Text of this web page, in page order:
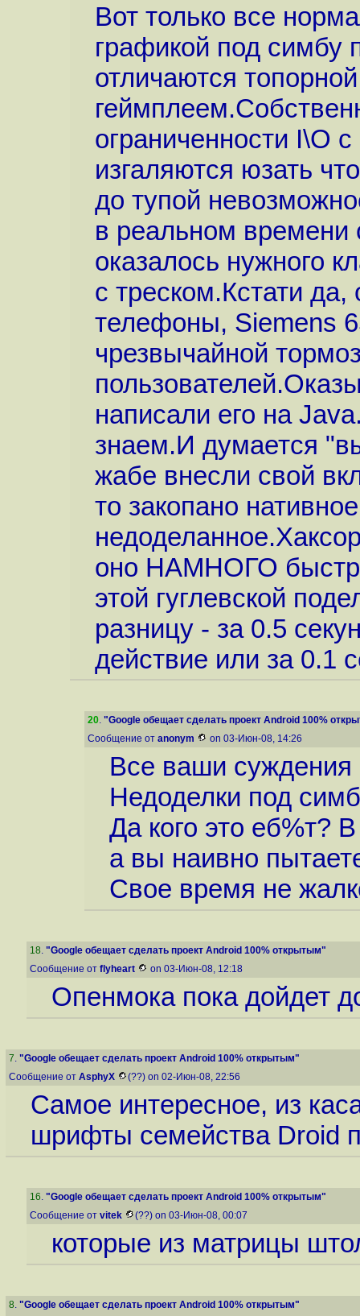
Вот только все
графикой под симбу
отличаются
ограниченности I\O
изгаляются юзать
до тупой
в реальном времени
оказалось нужного
с треском.Кстати
телефоны, Siemens
чрезвычайной
написали его на
знаем.И думается
жабе внесли свой
то закопано
оно НАМНОГО
этой гуглевской
разницу - за 0.5
действие или за 0.1
20. "Google обещает сделать проект Android 100%
Сообщение от anonym on 03-Июн-08, 14:26
Все ваши суждения
Недоделки под
Да кого это еб%т?
а вы наивно
Свое время не
18. "Google обещает сделать проект Android 100% открытым"
Сообщение от flyheart on 03-Июн-08, 12:18
Опенмока пока дойдет
7. "Google обещает сделать проект Android 100% открытым"
Сообщение от AsphyX (??) on 02-Июн-08, 22:56
Самое интересное, из
шрифты семейства Droid
16. "Google обещает сделать проект Android 100% открытым"
Сообщение от vitek (??) on 03-Июн-08, 00:07
которые из матрицы
8. "Google обещает сделать проект Android 100% открытым"